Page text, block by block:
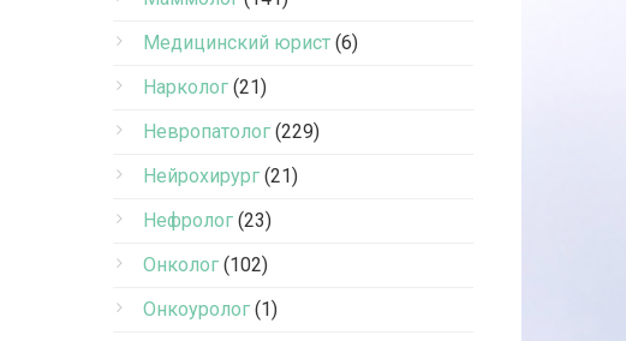
Медицинский юрист (6)
Нарколог (21)
Невропатолог (229)
Нейрохирург (21)
Нефролог (23)
Онколог (102)
Онкоуролог (1)